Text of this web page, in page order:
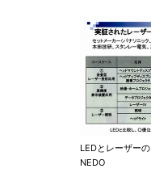
LEDとレーザー
NEDO